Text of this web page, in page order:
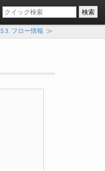
5.3. フロー情報 ≫